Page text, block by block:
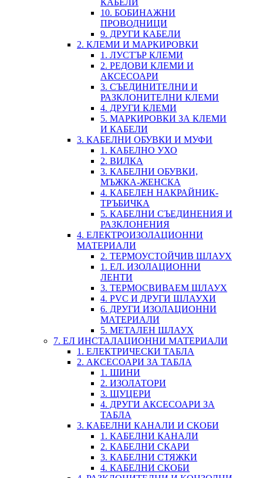
10. БОБИНАЖНИ
ПРОВОДНИЦИ
9. ДРУГИ КАБЕЛИ
2. КЛЕМИ И МАРКИРОВКИ
1. ЛУСТЪР КЛЕМИ
2. РЕДОВИ КЛЕМИ И
АКСЕСОАРИ
3. СЪЕДИНИТЕЛНИ И
РАЗКЛОНИТЕЛНИ КЛЕМИ
4. ДРУГИ КЛЕМИ
5. МАРКИРОВКИ ЗА КЛЕМИ
И КАБЕЛИ
3. КАБЕЛНИ ОБУВКИ И МУФИ
1. КАБЕЛНО УХО
2. ВИЛКА
3. КАБЕЛНИ ОБУВКИ,
МЪЖКА-ЖЕНСКА
4. КАБЕЛЕН НАКРАЙНИК-
ТРЪБИЧКА
5. КАБЕЛНИ СЪЕДИНЕНИЯ И
РАЗКЛОНЕНИЯ
4. ЕЛЕКТРОИЗОЛАЦИОННИ
МАТЕРИАЛИ
2. ТЕРМОУСТОЙЧИВ ШЛАУХ
1. ЕЛ. ИЗОЛАЦИОННИ
ЛЕНТИ
3. ТЕРМОСВИВАЕМ ШЛАУХ
4. PVC И ДРУГИ ШЛАУХИ
6. ДРУГИ ИЗОЛАЦИОННИ
МАТЕРИАЛИ
5. МЕТАЛЕН ШЛАУХ
7. ЕЛ ИНСТАЛАЦИОННИ МАТЕРИАЛИ
1. ЕЛЕКТРИЧЕСКИ ТАБЛА
2. АКСЕСОАРИ ЗА ТАБЛА
1. ШИНИ
2. ИЗОЛАТОРИ
3. ЩУЦЕРИ
4. ДРУГИ АКСЕСОАРИ ЗА
ТАБЛА
3. КАБЕЛНИ КАНАЛИ И СКОБИ
1. КАБЕЛНИ КАНАЛИ
2. КАБЕЛНИ СКАРИ
3. КАБЕЛНИ СТЯЖКИ
4. КАБЕЛНИ СКОБИ